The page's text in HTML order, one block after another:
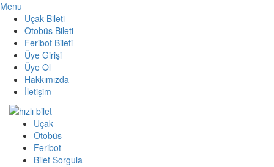
Menu
Uçak Bileti
Otobüs Bileti
Feribot Bileti
Üye Girişi
Üye Ol
Hakkımızda
İletişim
Uçak
Otobüs
Feribot
Bilet Sorgula